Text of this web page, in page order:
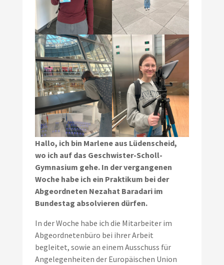
Hallo, ich bin Marlene aus Lüdenscheid,
wo ich auf das Geschwister-Scholl-
Gymnasium gehe. In der vergangenen
Woche habe ich ein Praktikum bei der
Abgeordneten Nezahat Baradari im
Bundestag absolvieren dürfen.
In der Woche habe ich die Mitarbeiter im
Abgeordnetenbüro bei ihrer Arbeit
begleitet, sowie an einem Ausschuss für
Angelegenheiten der Europäischen Union